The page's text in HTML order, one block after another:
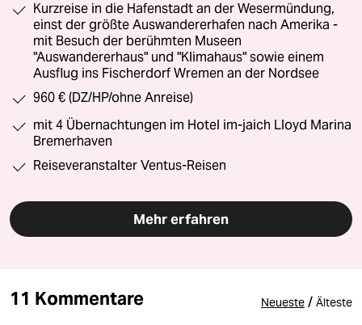
Kurzreise in die Hafenstadt an der Wesermündung,
einst der größte Auswandererhafen nach Amerika -
mit Besuch der berühmten Museen
"Auswandererhaus" und "Klimahaus" sowie einem
Ausflug ins Fischerdorf Wremen an der Nordsee
960 € (DZ/HP/ohne Anreise)
mit 4 Übernachtungen im Hotel im-jaich Lloyd Marina
Bremerhaven
Reiseveranstalter Ventus-Reisen
Mehr erfahren
11 Kommentare Neueste / Älteste